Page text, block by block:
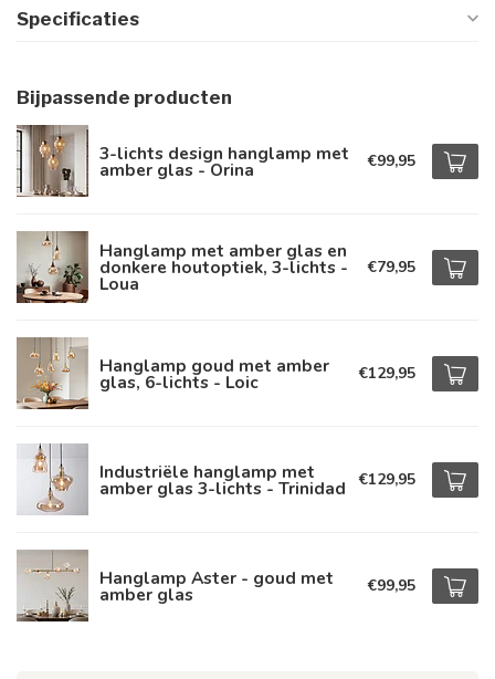
Specificaties
Bijpassende producten
3-lichts design hanglamp met
amber glas - Orina €99,95
Hanglamp met amber glas en
donkere houtoptiek, 3-lichts -
Loua
€79,95
Hanglamp goud met amber
glas, 6-lichts - Loic €129,95
Industriële hanglamp met
amber glas 3-lichts - Trinidad €129,95
Hanglamp Aster - goud met
amber glas €99,95